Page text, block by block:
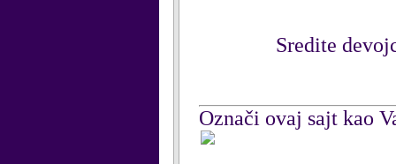
Sredite
Označi ovaj sajt kao